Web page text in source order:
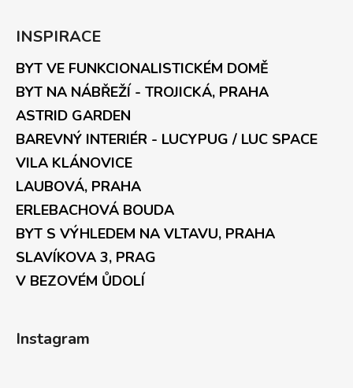
INSPIRACE
BYT VE FUNKCIONALISTICKÉM DOMĚ
BYT NA NÁBŘEŽÍ - TROJICKÁ, PRAHA
ASTRID GARDEN
BAREVNÝ INTERIÉR - LUCYPUG / LUC SPACE
VILA KLÁNOVICE
LAUBOVÁ, PRAHA
ERLEBACHOVÁ BOUDA
BYT S VÝHLEDEM NA VLTAVU, PRAHA
SLAVÍKOVA 3, PRAG
V BEZOVÉM ŮDOLÍ
Instagram